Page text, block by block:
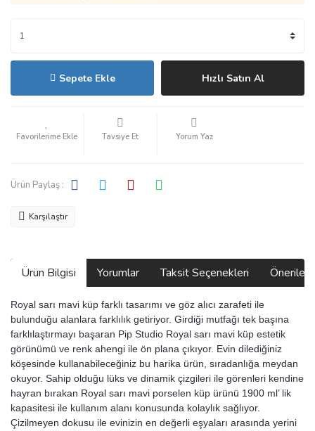
Sepete Ekle Hızlı Satın Al
Tavsiye Et Yorum Yaz
Ürün Paylaş :
Karşılaştır
Ürün Bilgisi Yorumlar Taksit Seçenekleri
Royal sarı mavi küp farklı tasarımı ve göz alıcı zarafeti ile
bulunduğu alanlara farklılık getiriyor. Girdiği mutfağı tek başına
farklılaştırmayı başaran Pip Studio Royal sarı mavi küp estetik
görünümü ve renk ahengi ile ön plana çıkıyor. Evin dilediğiniz
köşesinde kullanabileceğiniz bu harika ürün, sıradanlığa meydan
okuyor. Sahip olduğu lüks ve dinamik çizgileri ile görenleri kendine
hayran bırakan Royal sarı mavi porselen küp ürünü 1900 ml’ lik
kapasitesi ile kullanım alanı konusunda kolaylık sağlıyor.
Çizilmeyen dokusu ile evinizin en değerli eşyaları arasında yerini